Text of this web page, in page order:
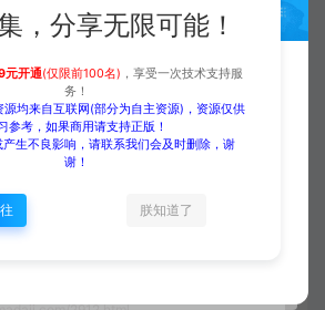
购买 升级会员
打赏 点赞 (0 )
，分享无限可能！
元开通(仅限前100名) ，享受一次技术支持服
务！
源均来自互联网(部分为自主资源)，资源仅供
参考，如果商用请支持正版！
产生不良影响，请联系我们会及时删除，谢
谢！
朕知道了